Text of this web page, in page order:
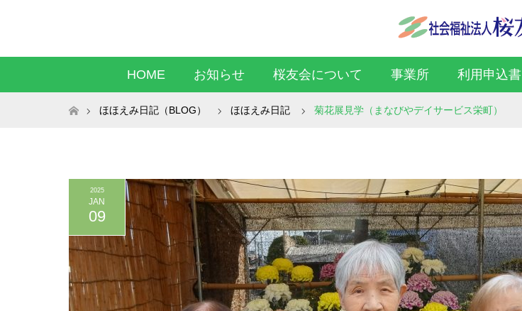
HOME お知らせ 桜友会について 事業所 利用申込書
ホームほほえみ日記（BLOG） ほほえみ日記 菊花展見学（まなびやデイサービス栄町）
2025
JAN
09